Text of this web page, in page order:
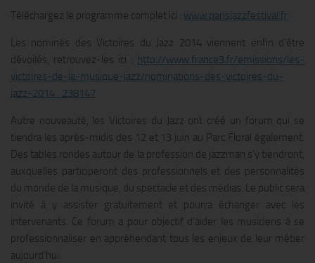
Téléchargez le programme complet ici : www.parisjazzfestival.fr
Les nominés des Victoires du Jazz 2014 viennent enfin d’être
dévoilés, retrouvez-les ici : http://www.france3.fr/emissions/les-
victoires-de-la-musique-jazz/nominations-des-victoires-du-
jazz-2014_238147
Autre nouveauté, les Victoires du Jazz ont créé un forum qui se
tiendra les après-midis des 12 et 13 juin au Parc Floral également.
Des tables rondes autour de la profession de jazzman s’y tiendront,
auxquelles participeront des professionnels et des personnalités
du monde de la musique, du spectacle et des médias. Le public sera
invité à y assister gratuitement et pourra échanger avec les
intervenants. Ce forum a pour objectif d’aider les musiciens à se
professionnaliser en appréhendant tous les enjeux de leur métier
aujourd’hui.